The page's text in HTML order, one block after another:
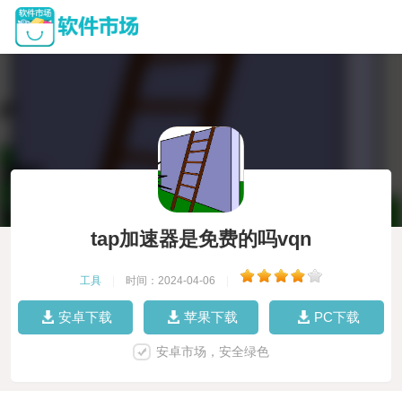
tap加速器是免费的吗vqn
工具 时间：2024-04-06
安卓下载 苹果下载 PC下载
安卓市场，安全绿色